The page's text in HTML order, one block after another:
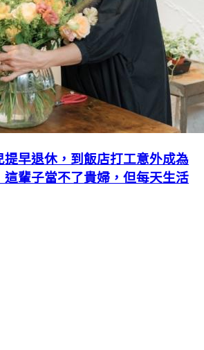
提早退休，到飯店打工意外成為
這輩子當不了貴婦，但每天生活